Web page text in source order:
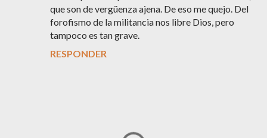
que son de vergüenza ajena. De eso me quejo. Del
forofismo de la militancia nos libre Dios, pero
tampoco es tan grave.
RESPONDER